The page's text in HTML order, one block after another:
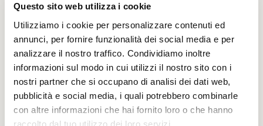
Questo sito web utilizza i cookie
Utilizziamo i cookie per personalizzare contenuti ed
annunci, per fornire funzionalità dei social media e per
analizzare il nostro traffico. Condividiamo inoltre
informazioni sul modo in cui utilizzi il nostro sito con i
nostri partner che si occupano di analisi dei dati web,
pubblicità e social media, i quali potrebbero combinarle
con altre informazioni che hai fornito loro o che hanno
raccolto dal tuo utilizzo dei loro servizi.
«Expositio Mundi», ovvero
l’arte di fare le mostre
«Futurama», la mostra che
guarda al futuro con
tecno-ottimismo